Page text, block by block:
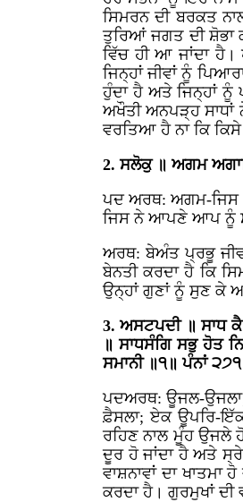
ਸਿਮਰਨ ਦੀ ਬਰਕਤ
ਤੁਰਿਆਂ ਜਗਤ ਦੀ ਸ਼ੋਭਾ
ਵਿੱਚ ਹੀ ਆ ਜਾਂਦਾ ਹੈ।
ਜਿਨ੍ਹਾਂ ਜੀਵਾਂ ਨੂੰ
ਹੁੰਦਾ ਹੈ ਅਤੇ ਜਿਨ੍ਹਾਂ ਨੂੰ
ਅਖੌਤੀ ਅਨਪੜ੍ਹ
ਵਰਤਿਆ ਹੈ ਨਾ ਕਿ
2. ਸਲੋਕੁ ॥ ਅਗਮ
ਪਦ ਅਰਥ: ਅਗਮ-ਜਿਸ
ਜਿਸ ਨੇ ਆਪਣੇ ਆਪ ਨੂੰ
ਅਰਥ: ਬੇਅੰਤ ਪ੍ਰਭੂ ਜੀਵ
ਬੇਨਤੀ ਕਰਦਾ ਹੈ ਕਿ
ਉਨ੍ਹਾਂ ਗੁਣਾਂ ਨੂੰ ਸੁਣ ਕੇ
3. ਅਸਟਪਦੀ ॥ ਸਾਧ
॥ ਸਾਧਸੰਗਿ ਸਭੁ ਹੋਤ
ਸਮਾਨੀ ॥੧॥ ਪੰਨਾਂ ੨੭੧
ਪਦਅਰਥ: ਊਜਲ-
ਫ਼ੈਸਲਾ; ਏਕ ਊਪਰਿ-
ਰਹਿਣ ਨਾਲ ਮੂੰਹ ਉਜਲੇ
ਦੂਰ ਹੋ ਜਾਂਦਾ ਹੈ ਅਤੇ
ਵਾਸ਼ਨਾਵਾਂ ਦਾ
ਕਰਦਾ ਹੈ। ਗੁਰਮੁਖਾਂ ਦੀ